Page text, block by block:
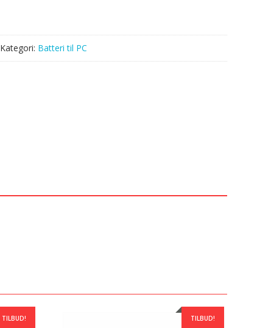
Kategori: Batteri til PC
TILBUD! TILBUD!